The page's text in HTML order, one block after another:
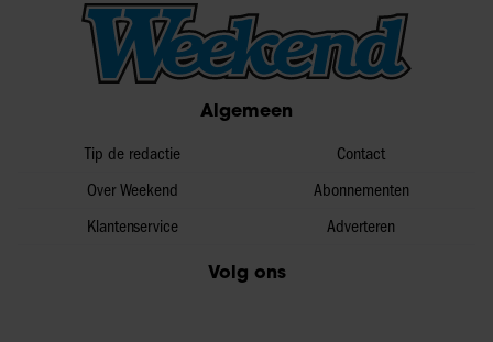
Algemeen
Tip de redactie
Over Weekend
Klantenservice
Contact
Abonnementen
Adverteren
Volg ons